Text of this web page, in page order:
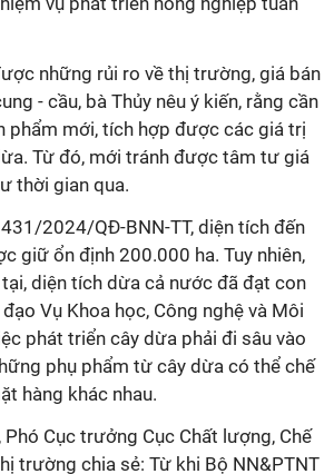
những rủi ro về thị trường, giá bán
- cầu, bà Thủy nêu ý kiến, rằng cần
phẩm mới, tích hợp được các giá trị
Từ đó, mới tránh được tâm tư giá
thời gian qua.
2024/QĐ-BNN-TT, diện tích đến
giữ ổn định 200.000 ha. Tuy nhiên,
diện tích dừa cả nước đã đạt con
Vụ Khoa học, Công nghệ và Môi
phát triển cây dừa phải đi sâu vào
phụ phẩm từ cây dừa có thể chế
hàng khác nhau.
Phó Cục trưởng Cục Chất lượng, Chế
trường chia sẻ: Từ khi Bộ NN&PTNT